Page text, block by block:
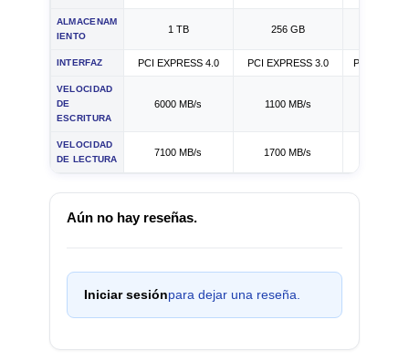
ALMACENAM
IENTO
1 TB 256 GB
INTERFAZ PCI EXPRESS 4.0 PCI EXPRESS 3.0 PCI
VELOCIDAD
DE
ESCRITURA
6000 MB/s 1100 MB/s
VELOCIDAD
DE LECTURA
7100 MB/s 1700 MB/s
Aún no hay reseñas.
Iniciar sesiónpara dejar una reseña.